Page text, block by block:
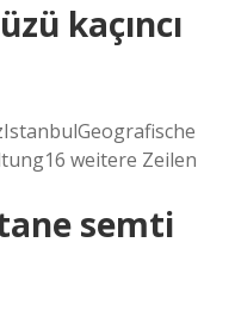
kaçıncı
weitere Zeilen
semti